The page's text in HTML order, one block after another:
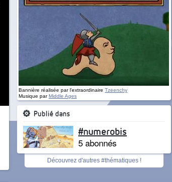
Bannière réalisée par l'extraordinaire Tzeenchy
Musique parMiddle Ages
Publié dans
#numerobis
5 abonnés
Découvrez d'autres #thématiques !